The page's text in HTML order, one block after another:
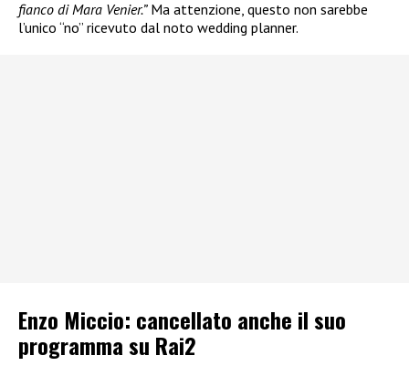
fianco di Mara Venier.”Ma attenzione, questo non sarebbe
l’unico “no” ricevuto dal noto wedding planner.
Enzo Miccio: cancellato anche il suo
programma su Rai2